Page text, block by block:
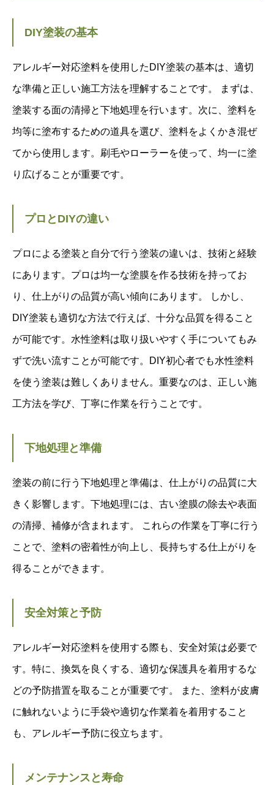
DIY塗装の基本
アレルギー対応塗料を使用したDIY塗装の基本は、適切
な準備と正しい施工方法を理解することです。 まずは、
塗装する面の清掃と下地処理を行います。次に、塗料を
均等に塗布するための道具を選び、塗料をよくかき混ぜ
てから使用します。刷毛やローラーを使って、均一に塗
り広げることが重要です。
プロとDIYの違い
プロによる塗装と自分で行う塗装の違いは、技術と経験
にあります。プロは均一な塗膜を作る技術を持ってお
り、仕上がりの品質が高い傾向にあります。 しかし、
DIY塗装も適切な方法で行えば、十分な品質を得ること
が可能です。水性塗料は取り扱いやすく手についてもみ
ずで洗い流すことが可能です。DIY初心者でも水性塗料
を使う塗装は難しくありません。重要なのは、正しい施
工方法を学び、丁寧に作業を行うことです。
下地処理と準備
塗装の前に行う下地処理と準備は、仕上がりの品質に大
きく影響します。下地処理には、古い塗膜の除去や表面
の清掃、補修が含まれます。 これらの作業を丁寧に行う
ことで、塗料の密着性が向上し、長持ちする仕上がりを
得ることができます。
安全対策と予防
アレルギー対応塗料を使用する際も、安全対策は必要で
す。特に、換気を良くする、適切な保護具を着用するな
どの予防措置を取ることが重要です。 また、塗料が皮膚
に触れないように手袋や適切な作業着を着用すること
も、アレルギー予防に役立ちます。
メンテナンスと寿命